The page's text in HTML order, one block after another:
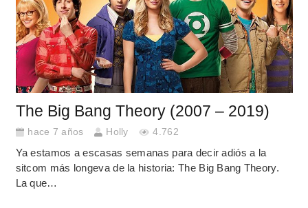
The Big Bang Theory (2007 – 2019)
hace 7 años Holly 4.762
Ya estamos a escasas semanas para decir adiós a la
sitcom más longeva de la historia: The Big Bang Theory.
La que…